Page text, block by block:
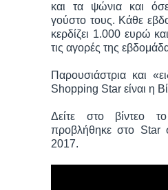
και τα ψώνια και
γούστο τους. Κάθε
κερδίζει 1.000 ευρώ
τις αγορές της
Παρουσιάστρια και
Shopping Star είναι η
Δείτε στο βίντεο
προβλήθηκε στο Star
2017.